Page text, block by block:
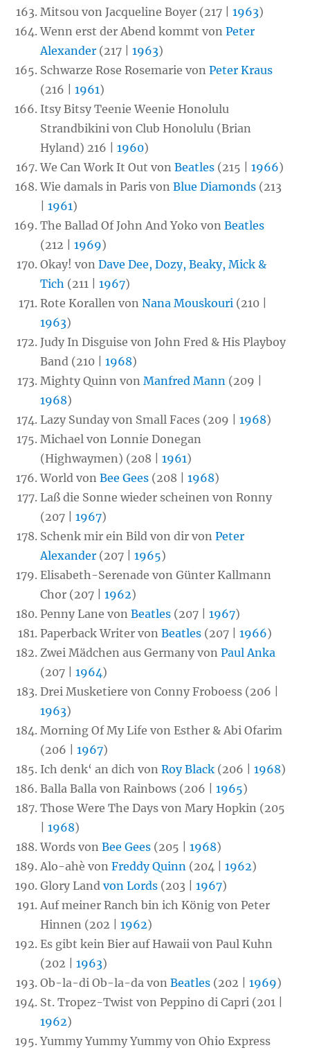
Mitsou von Jacqueline Boyer (217 |1963)
Wenn erst der Abend kommt vonPeter
Alexander (217 |1963)
Schwarze Rose Rosemarie vonPeter Kraus
(216 |1961)
Itsy Bitsy Teenie Weenie Honolulu
Strandbikini von Club Honolulu (Brian
Hyland) 216 |1960)
We Can Work It Out vonBeatles (215 |1966)
Wie damals in Paris vonBlue Diamonds (213
|1961)
The Ballad Of John And Yoko vonBeatles
(212 |1969)
Okay! vonDave Dee, Dozy, Beaky, Mick &
Tich (211 |1967)
Rote Korallen vonNana Mouskouri (210 |
1963)
Judy In Disguise von John Fred & His Playboy
Band (210 |1968)
Mighty Quinn vonManfred Mann (209 |
1968)
Lazy Sunday von Small Faces (209 |1968)
Michael von Lonnie Donegan
(Highwaymen) (208 |1961)
World vonBee Gees (208 |1968)
Laß die Sonne wieder scheinen von Ronny
(207 |1967)
Schenk mir ein Bild von dir vonPeter
Alexander (207 |1965)
Elisabeth-Serenade von Günter Kallmann
Chor (207 |1962)
Penny Lane vonBeatles (207 |1967)
Paperback Writer vonBeatles (207 |1966)
Zwei Mädchen aus Germany vonPaul Anka
(207 |1964)
Drei Musketiere von Conny Froboess (206 |
1963)
Morning Of My Life von Esther & Abi Ofarim
(206 |1967)
Ich denk‘ an dich vonRoy Black (206 |1968)
Balla Balla von Rainbows (206 |1965)
Those Were The Days von Mary Hopkin (205
|1968)
Words vonBee Gees (205 |1968)
Alo-ahè vonFreddy Quinn (204 |1962)
Glory Landvon Lords (203 |1967)
Auf meiner Ranch bin ich König von Peter
Hinnen (202 |1962)
Es gibt kein Bier auf Hawaii von Paul Kuhn
(202 |1963)
Ob-la-di Ob-la-da vonBeatles (202 |1969)
St. Tropez-Twist von Peppino di Capri (201 |
1962)
Yummy Yummy Yummy von Ohio Express